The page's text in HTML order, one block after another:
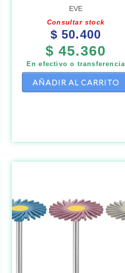
EVE
Consultar stock
$ 50.400
$ 45.360
En efectivo o transferencia
AÑADIR AL CARRITO
tiene
múltiples